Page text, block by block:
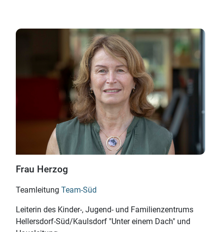
Frau Herzog
Teamleitung Team-Süd
Leiterin des Kinder-, Jugend- und Familien­zentrums
Hellersdorf-Süd/Kaulsdorf "Unter einem Dach" und